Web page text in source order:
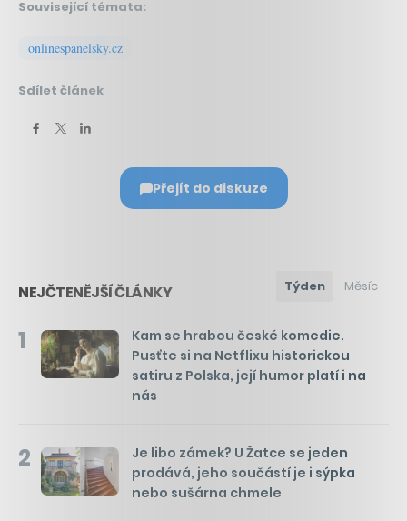
Související témata:
onlinespanelsky.cz
Sdílet článek
Přejít do diskuze
NEJČTENĚJŠÍ ČLÁNKY Týden Měsíc
1
Kam se hrabou české komedie.
Pusťte si na Netflixu historickou
satiru z Polska, její humor platí i na
nás
2
Je libo zámek? U Žatce se jeden
prodává, jeho součástí je i sýpka
nebo sušárna chmele